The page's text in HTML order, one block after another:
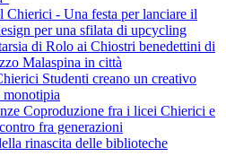
Chierici - Una festa per lanciare il
per una sfilata di upcycling
di Rolo ai Chiostri benedettini di
Malaspina in città
Studenti creano un creativo
Coproduzione fra i licei Chierici e
fra generazioni
rinascita delle biblioteche